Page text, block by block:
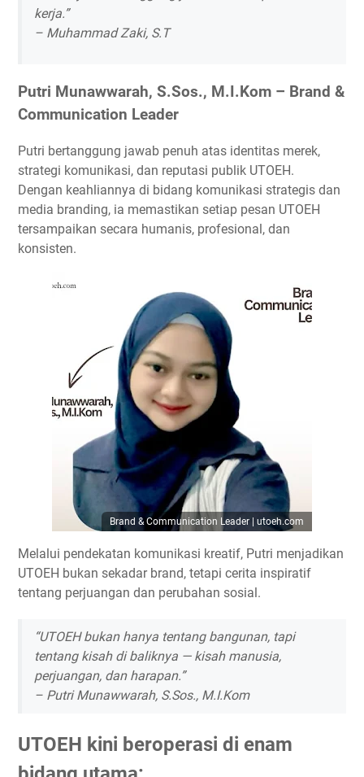
kerja.”
– Muhammad Zaki, S.T
Putri Munawwarah, S.Sos., M.I.Kom – Brand &
Communication Leader
Putri bertanggung jawab penuh atas identitas merek,
strategi komunikasi, dan reputasi publik UTOEH.
Dengan keahliannya di bidang komunikasi strategis dan
media branding, ia memastikan setiap pesan UTOEH
tersampaikan secara humanis, profesional, dan
konsisten.
Brand & Communication Leader | utoeh.com
Melalui pendekatan komunikasi kreatif, Putri menjadikan
UTOEH bukan sekadar brand, tetapi cerita inspiratif
tentang perjuangan dan perubahan sosial.
“UTOEH bukan hanya tentang bangunan, tapi
tentang kisah di baliknya — kisah manusia,
perjuangan, dan harapan.”
– Putri Munawwarah, S.Sos., M.I.Kom
UTOEH kini beroperasi di enam